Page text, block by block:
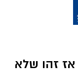
אז זהו שלא